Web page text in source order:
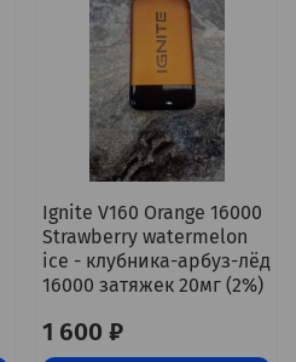
Ignite V160 Orange 16000
Strawberry watermelon
ice - клубника-арбуз-лёд
16000 затяжек 20мг (2%)
1 600 ₽